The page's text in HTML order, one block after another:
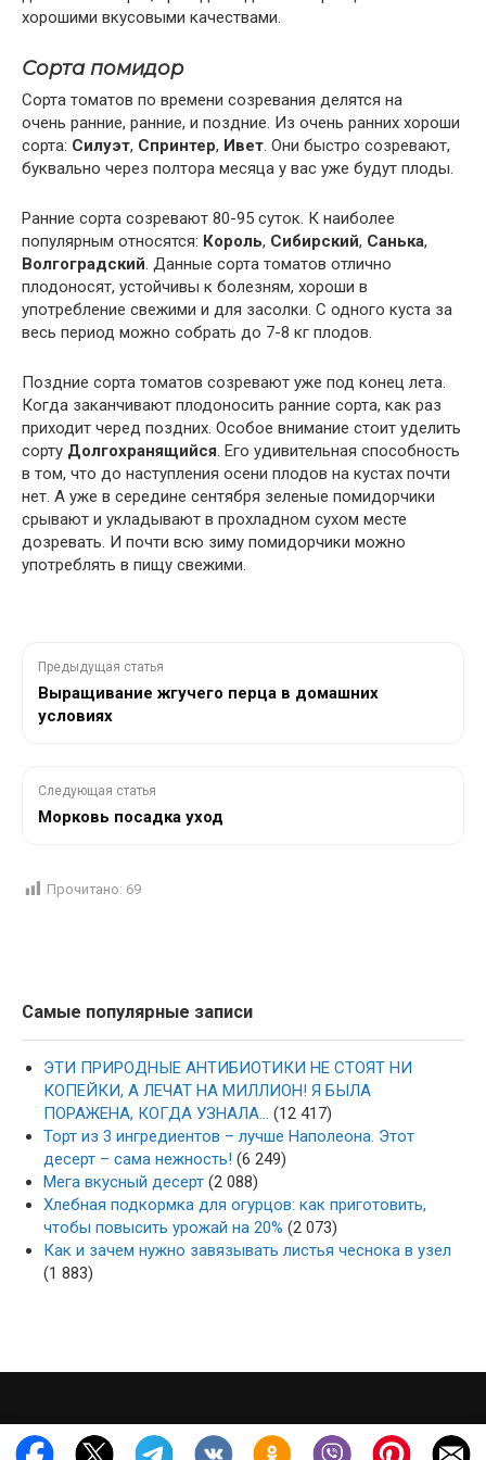
хорошими вкусовыми качествами.
Сорта помидор
Сорта томатов по времени созревания делятся на
очень ранние, ранние, и поздние. Из очень ранних хороши
сорта: Силуэт, Спринтер, Ивет. Они быстро созревают,
буквально через полтора месяца у вас уже будут плоды.
Ранние сорта созревают 80-95 суток. К наиболее
популярным относятся: Король, Сибирский, Санька,
Волгоградский. Данные сорта томатов отлично
плодоносят, устойчивы к болезням, хороши в
употребление свежими и для засолки. С одного куста за
весь период можно собрать до 7-8 кг плодов.
Поздние сорта томатов созревают уже под конец лета.
Когда заканчивают плодоносить ранние сорта, как раз
приходит черед поздних. Особое внимание стоит уделить
сорту Долгохранящийся. Его удивительная способность
в том, что до наступления осени плодов на кустах почти
нет. А уже в середине сентября зеленые помидорчики
срывают и укладывают в прохладном сухом месте
дозревать. И почти всю зиму помидорчики можно
употреблять в пищу свежими.
Предыдущая статья
Выращивание жгучего перца в домашних
условиях
Следующая статья
Морковь посадка уход
Прочитано: 69
Самые популярные записи
ЭТИ ПРИРОДНЫЕ АНТИБИОТИКИ НЕ СТОЯТ НИ
КОПЕЙКИ, А ЛЕЧАТ НА МИЛЛИОН! Я БЫЛА
ПОРАЖЕНА, КОГДА УЗНАЛА… (12 417)
Торт из 3 ингредиентов – лучше Наполеона. Этот
десерт – сама нежность! (6 249)
Мега вкусный десерт (2 088)
Хлебная подкормка для огурцов: как приготовить,
чтобы повысить урожай на 20% (2 073)
Как и зачем нужно завязывать листья чеснока в узел
(1 883)
· 2022-2026 · mysad-zagotovka.ru ·Карта сайта